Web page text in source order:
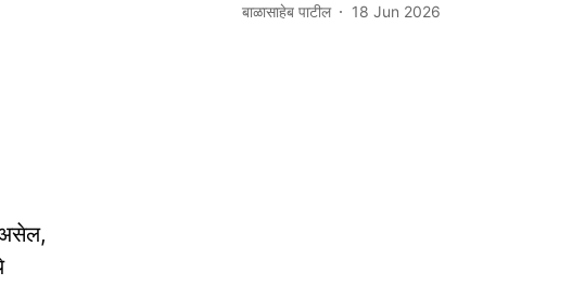
असेल,
बाळासाहेब पाटील 18 Jun 2026